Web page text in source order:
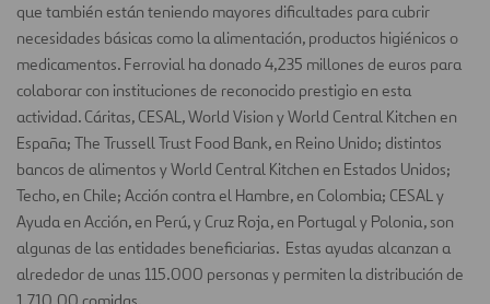
que también están teniendo mayores dificultades para cubrir
necesidades básicas como la alimentación, productos higiénicos o
medicamentos. Ferrovial ha donado 4,235 millones de euros para
colaborar con instituciones de reconocido prestigio en esta
actividad. Cáritas, CESAL, World Vision y World Central Kitchen en
España; The Trussell Trust Food Bank, en Reino Unido; distintos
bancos de alimentos y World Central Kitchen en Estados Unidos;
Techo, en Chile; Acción contra el Hambre, en Colombia; CESAL y
Ayuda en Acción, en Perú, y Cruz Roja, en Portugal y Polonia, son
algunas de las entidades beneficiarias. Estas ayudas alcanzan a
alrededor de unas 115.000 personas y permiten la distribución de